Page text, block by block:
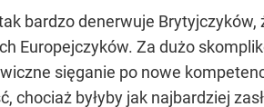
bardzo denerwuje
Europejczyków. Za dużo
sięganie po nowe
chociaż byłyby jak najbardziej